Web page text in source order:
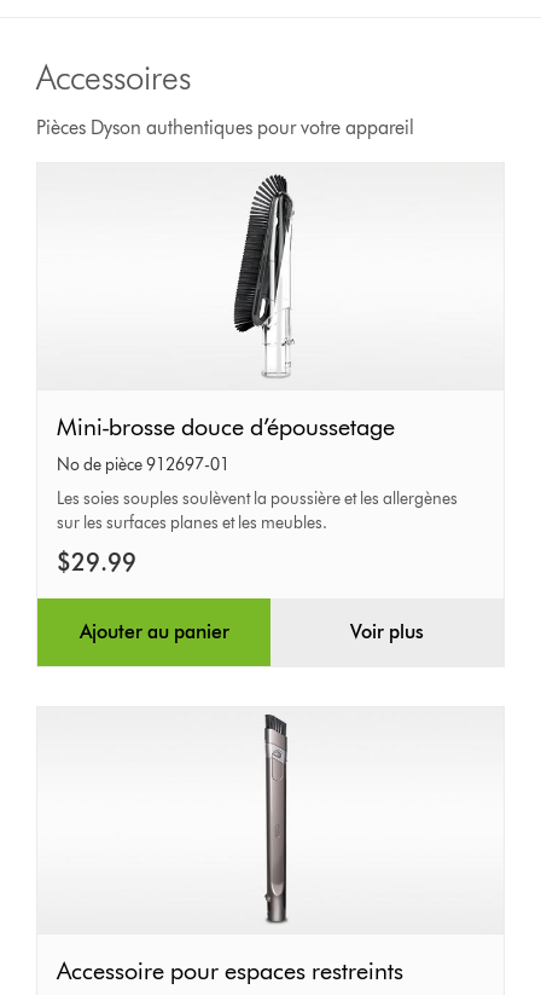
Accessoires
Pièces Dyson authentiques pour votre appareil
Mini-
brosse
douce
d’époussetage
Mini-brosse douce d’époussetage
No de pièce 912697-01
Les soies souples soulèvent la poussière et les allergènes
sur les surfaces planes et les meubles.
$29.99
Ajouter au panier Voir plus
Accessoire
Accessoire pour espaces restreints